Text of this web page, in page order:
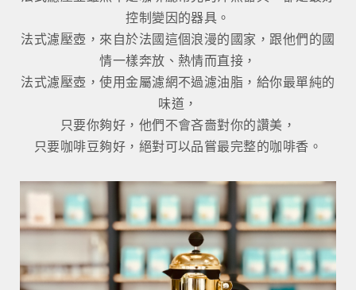
控制變因的器具。
法式濾壓壺，來自於法國這個浪漫的國家，跟他們的國
情一樣奔放、熱情而直接，
法式濾壓壺，使用金屬濾網不過濾油脂，給你最單純的
味道，
只要你夠好，他們不會吝嗇對你的讚美，
只要咖啡豆夠好，絕對可以品嘗最完整的咖啡香。